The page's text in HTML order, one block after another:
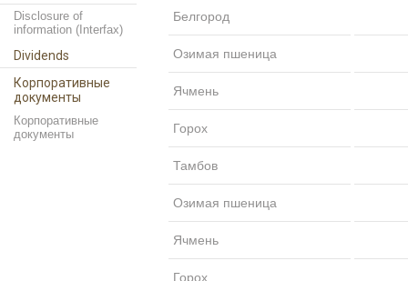
Disclosure of
information (Interfax)
Dividends
Корпоративные
документы
Корпоративные
документы
Белгород
Озимая пшеница
Ячмень
Горох
Тамбов
Озимая пшеница
Ячмень
Горох